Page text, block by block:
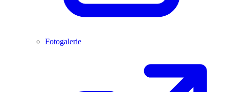
Fotogalerie